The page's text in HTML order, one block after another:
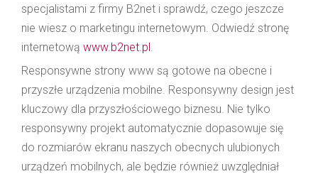
specjalistami z firmy B2net i sprawdź, czego jeszcze
nie wiesz o marketingu internetowym. Odwiedź stronę
internetową www.b2net.pl.
Responsywne strony www są gotowe na obecne i
przyszłe urządzenia mobilne. Responsywny design jest
kluczowy dla przyszłościowego biznesu. Nie tylko
responsywny projekt automatycznie dopasowuje się
do rozmiarów ekranu naszych obecnych ulubionych
urządzeń mobilnych, ale będzie również uwzględniał